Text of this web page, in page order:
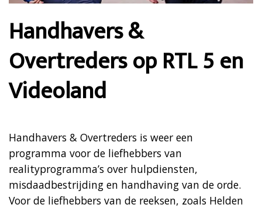
Handhavers &
Overtreders op RTL 5 en
Videoland
Handhavers & Overtreders is weer een
programma voor de liefhebbers van
realityprogramma’s over hulpdiensten,
misdaadbestrijding en handhaving van de orde.
Voor de liefhebbers van de reeksen, zoals Helden